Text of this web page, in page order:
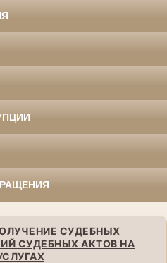
СУДЕБНЫХ
СУДЕБНЫХ АКТОВ НА